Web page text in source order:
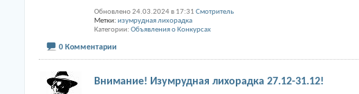
Обновлено 24.03.2024 в 17:31 Смотритель
Метки: изумрудная лихорадка
Категории Объявления о Конкурсах
0 Комментарии
Внимание! Изумрудная лихорадка 27.12-31.12!